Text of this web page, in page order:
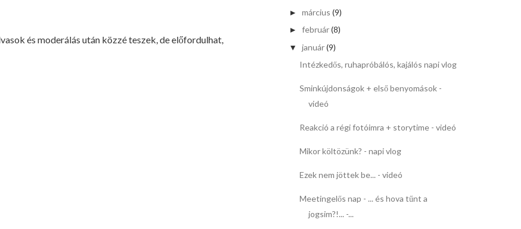
és moderálás után közzé teszek, de előfordulhat,
► március (9)
► február(8)
▼ január(9)
Intézkedős, ruhapróbálós, kajálós napi vlog
Sminkújdonságok + első benyomások -
videó
Reakció a régi fotóimra + storytime - videó
Mikor költözünk? - napi vlog
Ezek nem jöttek be... - videó
Meetingelős nap - ... és hova tűnt a
jogsim?!... -...